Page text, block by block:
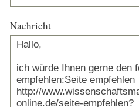
Nachricht